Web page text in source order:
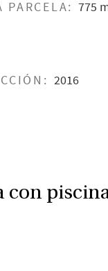
PARCELA: 775
2016
con